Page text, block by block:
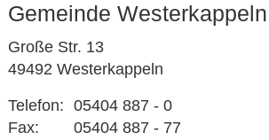
Gemeinde Westerkappeln
Große Str. 13
49492 Westerkappeln
Telefon: 05404 887 - 0
Fax:
05404 887 - 77